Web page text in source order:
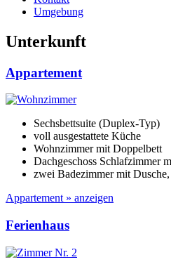
Umgebung
Unterkunft
Appartement
Sechsbettsuite (Duplex-Typ)
voll ausgestattete Küche
Wohnzimmer mit Doppelbett
Dachgeschoss Schlafzimmer
zwei Badezimmer mit
Appartement » anzeigen
Ferienhaus